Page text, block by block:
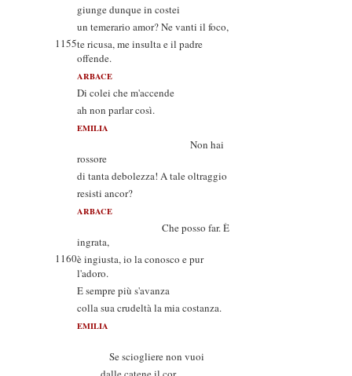
giunge dunque in costei
un temerario amor? Ne vanti il foco,
1155te ricusa, me insulta e il padre
offende.
ARBACE
Di colei che m'accende
ah non parlar così.
EMILIA
Non hai
rossore
di tanta debolezza! A tale oltraggio
resisti ancor?
ARBACE
Che posso far. È
ingrata,
1160è ingiusta, io la conosco e pur
l'adoro.
E sempre più s'avanza
colla sua crudeltà la mia costanza.
EMILIA
Se sciogliere non vuoi